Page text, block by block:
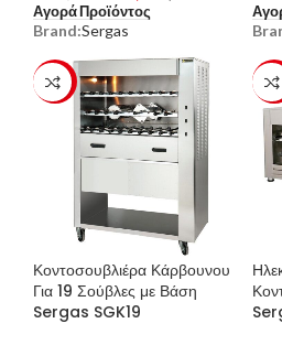
Αγορά Προϊόντος
Brand:Sergas
-23%
Κοντοσουβλιέρα Κάρβουνου
Για 19 Σούβλες με Βάση
Sergas SGK19
-23%